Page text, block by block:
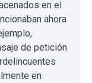
en el
ahora
de petición
en